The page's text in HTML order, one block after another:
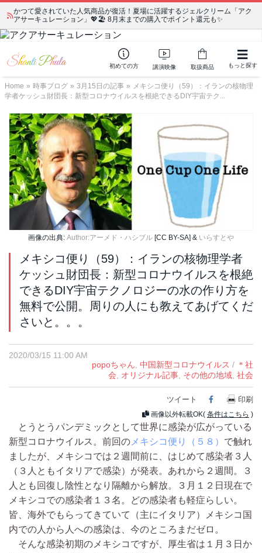
かつて愛されていた人気商品が復活！夏場に活躍するジェルクリーム「アク
アサーキュレーション」💖🏖️ 8月末までの購入でポイント還元も✨
初めての方 講演映像 取扱商品 もっと探す
Home » 時事ブログ » 3月15日の記事 » メキシコ便り（59）：イランの核物理
学者ケッシュ財団長：新型コロナウイルスを根絶できるDIY宇宙テク...
画像の出典: Author:アーメド・ハシブル [CC BY-SA] & いらすとや
メキシコ便り（59）：イランの核物理学者
ケッシュ財団長：新型コロナウイルスを根絶
できるDIY宇宙テクノロジーの水の作り方を
無料で公開。周りの人にも教えてあげてくだ
さいと。。。
2020/03/15 11:00 AM
popoちゃん, 中国新型コロナウイルス / ＊社
会, オリジナル記事, その他の地域, 社会
ツイート Facebook
印刷
画像以外転載OK( 条件はこちら )
とうとうパンデミックとして世界に感染が広がっている
新型コロナウイルス。前回の メキシコ便り（５８） で触れ
ましたが、メキシコでは２週間前に、はじめて感染者３人
（３人ともイタリアで感染）が発表。あれから２週間。３
人とも回復し陰性となり隔離から解放。３月１２日現在で
メキシコでの感染者１３名。どの感染者も軽症らしい。
皆、海外でもらってきていて（主にイタリア）メキシコ国
内での人から人への感染は、今のところまだゼロ。
そんな感染初期のメキシコですが、厚生省は１月３日か